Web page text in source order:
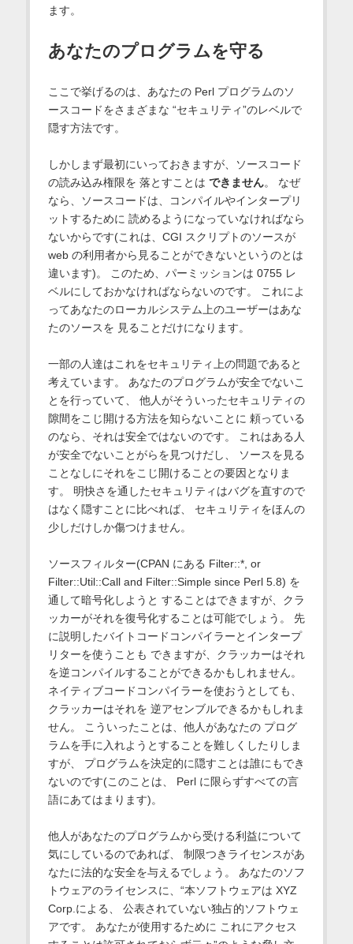
ます。
あなたのプログラムを守る
ここで挙げるのは、あなたの Perl プログラムのソ
ースコードをさまざまな “セキュリティ”のレベルで
隠す方法です。
しかしまず最初にいっておきますが、ソースコード
の読み込み権限を 落とすことは できません。 なぜ
なら、ソースコードは、コンパイルやインタープリ
ットするために 読めるようになっていなければなら
ないからです(これは、CGI スクリプトのソースが
web の利用者から見ることができないというのとは
違います)。 このため、パーミッションは 0755 レ
ベルにしておかなければならないのです。 これによ
ってあなたのローカルシステム上のユーザーはあな
たのソースを 見ることだけになります。
一部の人達はこれをセキュリティ上の問題であると
考えています。 あなたのプログラムが安全でないこ
とを行っていて、 他人がそういったセキュリティの
隙間をこじ開ける方法を知らないことに 頼っている
のなら、それは安全ではないのです。 これはある人
が安全でないことがらを見つけだし、 ソースを見る
ことなしにそれをこじ開けることの要因となりま
す。 明快さを通したセキュリティはバグを直すので
はなく隠すことに比べれば、 セキュリティをほんの
少しだけしか傷つけません。
ソースフィルター(CPAN にある Filter::*, or
Filter::Util::Call and Filter::Simple since Perl 5.8) を
通して暗号化しようと することはできますが、クラ
ッカーがそれを復号化することは可能でしょう。 先
に説明したバイトコードコンパイラーとインタープ
リターを使うことも できますが、クラッカーはそれ
を逆コンパイルすることができるかもしれません。
ネイティブコードコンパイラーを使おうとしても、
クラッカーはそれを 逆アセンブルできるかもしれま
せん。 こういったことは、他人があなたの プログ
ラムを手に入れようとすることを難しくしたりしま
すが、 プログラムを決定的に隠すことは誰にもでき
ないのです(このことは、 Perl に限らずすべての言
語にあてはまります)。
他人があなたのプログラムから受ける利益について
気にしているのであれば、 制限つきライセンスがあ
なたに法的な安全を与えるでしょう。 あなたのソフ
トウェアのライセンスに、“本ソフトウェアは XYZ
Corp.による、 公表されていない独占的ソフトウェ
アです。 あなたが使用するために これにアクセス